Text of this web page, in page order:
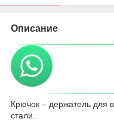
Описание
Крючок – держатель для
стали.